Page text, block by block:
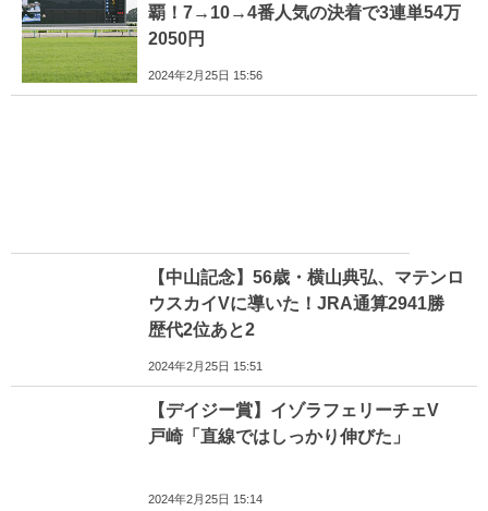
覇！7→10→4番人気の決着で3連単54万
2050円
2024年2月25日 15:56
【中山記念】56歳・横山典弘、マテンロ
ウスカイVに導いた！JRA通算2941勝
歴代2位あと2
2024年2月25日 15:51
【デイジー賞】イゾラフェリーチェV
戸崎「直線ではしっかり伸びた」
2024年2月25日 15:14